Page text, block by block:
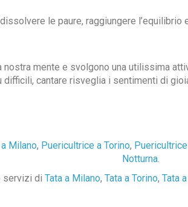
le paure, raggiungere
mente e svolgono una utilissima
difficili, cantare risveglia i sentimenti di
Milano, Puericultrice a Torino,
Notturna
servizi di Tata a Milano, Tata a Torino, Tata